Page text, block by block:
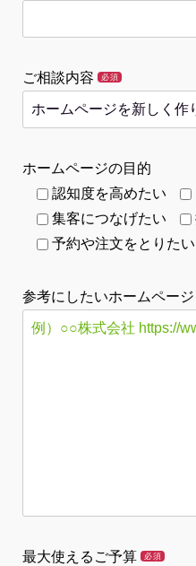
ご相談内容 必須
ホームページの目的
認知度を高めたい
集客につなげたい
予約や注文をとりたい
参考にしたいホームページ
最大使えるご予算 必須